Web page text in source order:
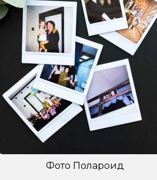
Фото Полароид